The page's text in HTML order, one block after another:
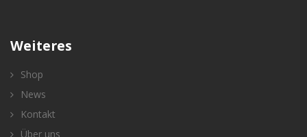
Weiteres
Shop
News
Kontakt
Über uns